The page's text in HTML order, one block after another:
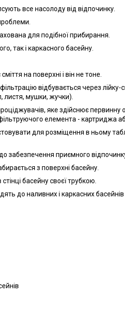
все насолоду від відпочинку.
для подібної прибирання.
так і каркасного басейну.
на поверхні і він не тоне.
відбувається через лійку-
мушки, жучки).
яке здійснює первинну
елемента - картриджа
для розміщення в ньому
забезпечення приємного
з поверхні басейну.
басейну своєї трубкою.
до наливних і каркасних